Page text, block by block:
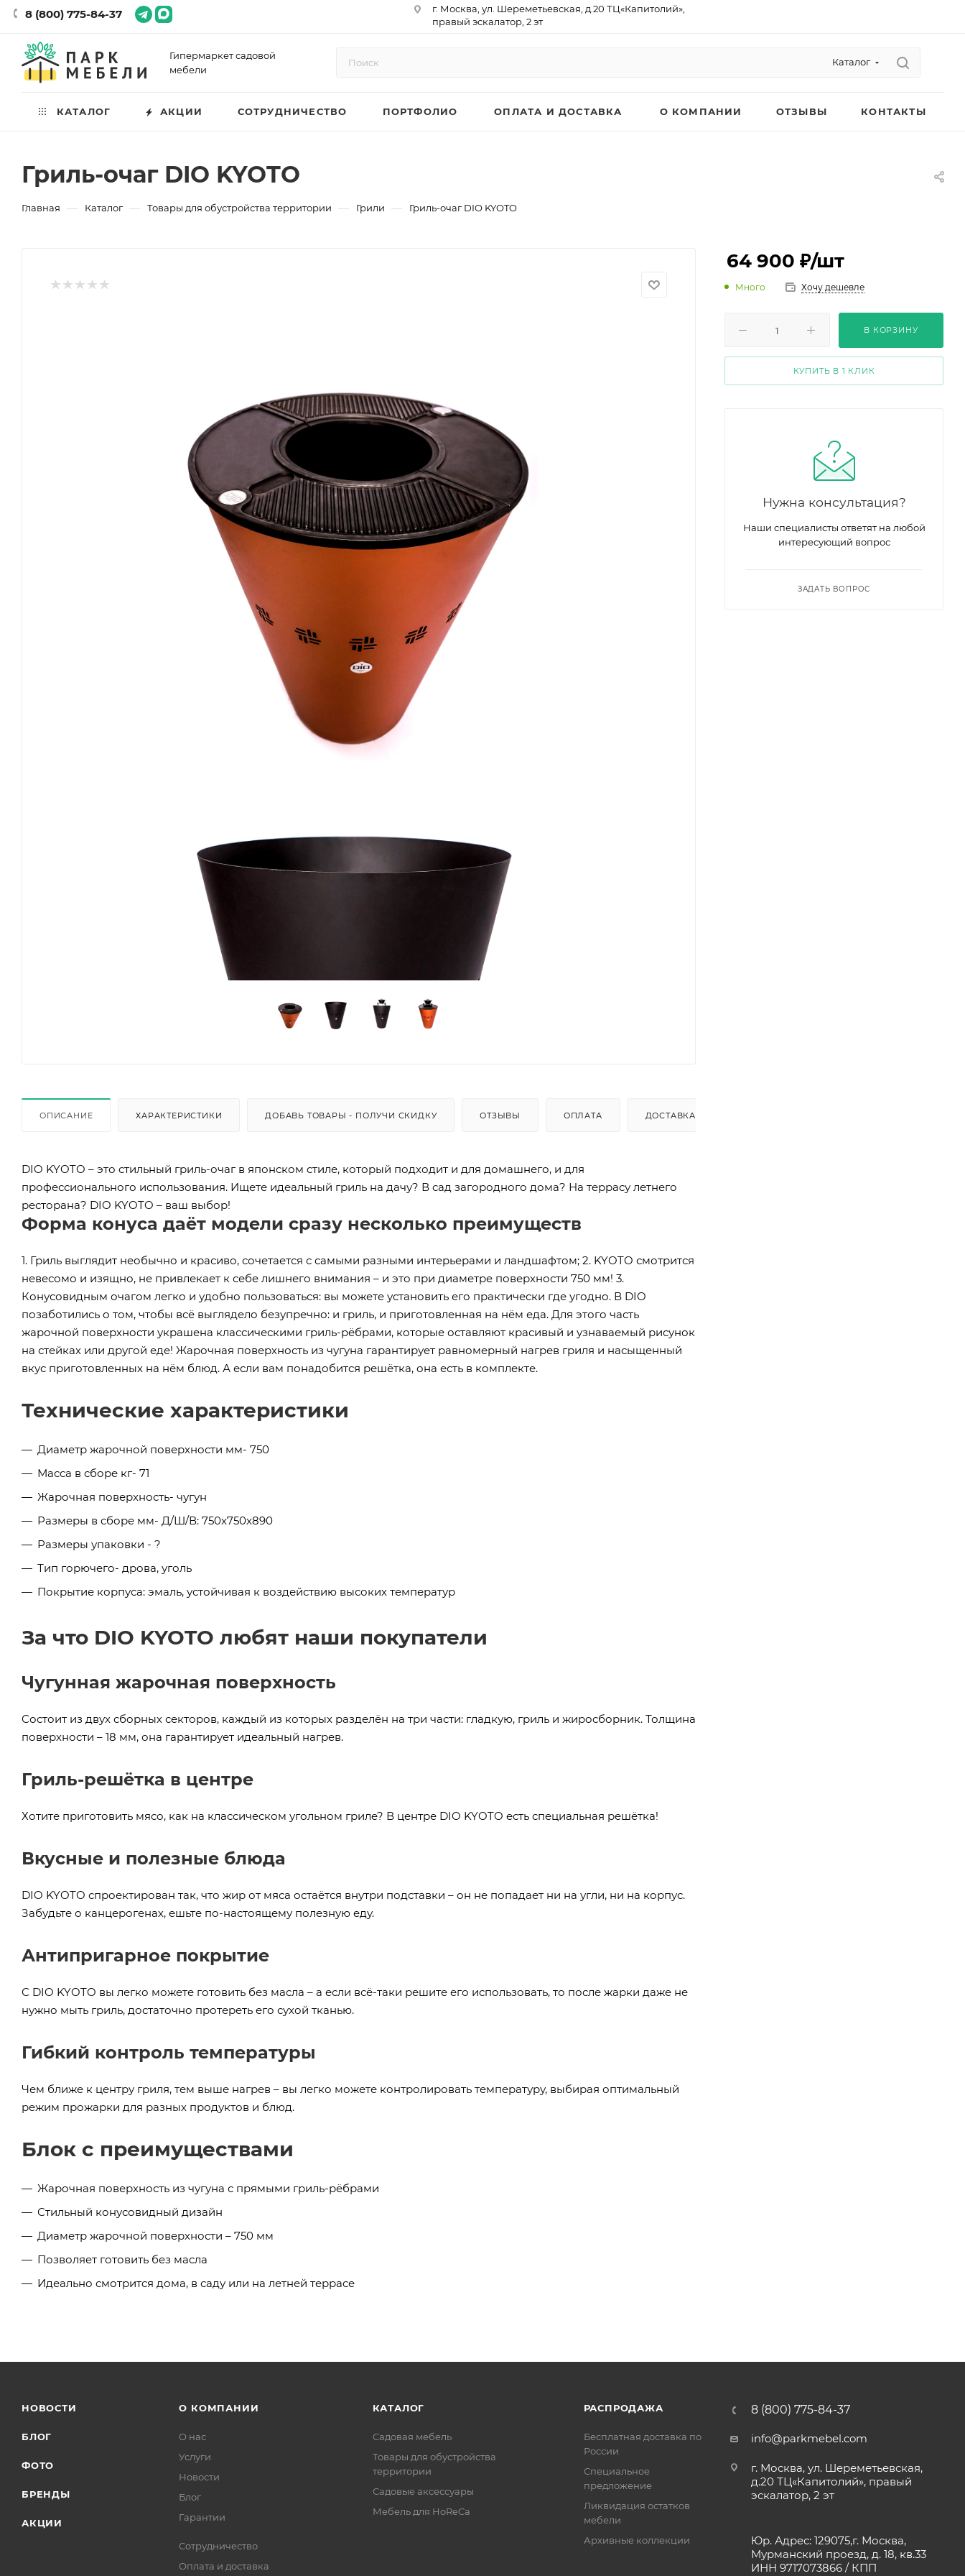
8 (800) 775-84-37
г. Москва, ул. Шереметьевская, д.20 ТЦ«Капитолий»,
правый эскалатор, 2 эт
р/сч 40702810410000761715
Гипермаркет садовой
мебели
Каталог
КАТАЛОГ АКЦИИ СОТРУДНИЧЕСТВО ПОРТФОЛИО ОПЛАТА И ДОСТАВКА О КОМПАНИИ ОТЗЫВЫ КОНТАКТЫ
Гриль-очаг DIO KYOTO
Главная — Каталог — Товары для обустройства территории — Грили — Гриль-очаг DIO KYOTO
ОПИСАНИЕ ХАРАКТЕРИСТИКИ ДОБАВЬ ТОВАРЫ - ПОЛУЧИ СКИДКУ ОТЗЫВЫ ОПЛАТА ДОСТАВКА
DIO KYOTO – это стильный гриль-очаг в японском стиле, который подходит и для домашнего, и для
профессионального использования. Ищете идеальный гриль на дачу? В сад загородного дома? На террасу летнего
ресторана? DIO KYOTO – ваш выбор!
Форма конуса даёт модели сразу несколько преимуществ
1. Гриль выглядит необычно и красиво, сочетается с самыми разными интерьерами и ландшафтом; 2. KYOTO смотрится
невесомо и изящно, не привлекает к себе лишнего внимания – и это при диаметре поверхности 750 мм! 3.
Конусовидным очагом легко и удобно пользоваться: вы можете установить его практически где угодно. В DIO
позаботились о том, чтобы всё выглядело безупречно: и гриль, и приготовленная на нём еда. Для этого часть
жарочной поверхности украшена классическими гриль-рёбрами, которые оставляют красивый и узнаваемый рисунок
на стейках или другой еде! Жарочная поверхность из чугуна гарантирует равномерный нагрев гриля и насыщенный
вкус приготовленных на нём блюд. А если вам понадобится решётка, она есть в комплекте.
Технические характеристики
Диаметр жарочной поверхности мм- 750
Масса в сборе кг- 71
Жарочная поверхность- чугун
Размеры в сборе мм- Д/Ш/В: 750x750x890
Размеры упаковки - ?
Тип горючего- дрова, уголь
Покрытие корпуса: эмаль, устойчивая к воздействию высоких температур
За что DIO KYOTO любят наши покупатели
Чугунная жарочная поверхность
Состоит из двух сборных секторов, каждый из которых разделён на три части: гладкую, гриль и жиросборник. Толщина
поверхности – 18 мм, она гарантирует идеальный нагрев.
Гриль-решётка в центре
Хотите приготовить мясо, как на классическом угольном гриле? В центре DIO KYOTO есть специальная решётка!
Вкусные и полезные блюда
DIO KYOTO спроектирован так, что жир от мяса остаётся внутри подставки – он не попадает ни на угли, ни на корпус.
Забудьте о канцерогенах, ешьте по-настоящему полезную еду.
Антипригарное покрытие
С DIO KYOTO вы легко можете готовить без масла – а если всё-таки решите его использовать, то после жарки даже не
нужно мыть гриль, достаточно протереть его сухой тканью.
Гибкий контроль температуры
Чем ближе к центру гриля, тем выше нагрев – вы легко можете контролировать температуру, выбирая оптимальный
режим прожарки для разных продуктов и блюд.
Блок с преимуществами
Жарочная поверхность из чугуна с прямыми гриль-рёбрами
Стильный конусовидный дизайн
Диаметр жарочной поверхности – 750 мм
Позволяет готовить без масла
Идеально смотрится дома, в саду или на летней террасе
64 900 ₽/шт
Много Хочу дешевле
В КОРЗИНУ
КУПИТЬ В 1 КЛИК
Нужна консультация?
Наши специалисты ответят на любой
интересующий вопрос
ЗАДАТЬ ВОПРОС
НОВОСТИ
БЛОГ
ФОТО
БРЕНДЫ
АКЦИИ
О КОМПАНИИ
О нас
Услуги
Новости
Блог
Гарантии
Сотрудничество
Оплата и доставка
КАТАЛОГ
Садовая мебель
Товары для обустройства
территории
Садовые аксессуары
Мебель для HoReCa
РАСПРОДАЖА
Бесплатная доставка по
России
Специальное
предложение
Ликвидация остатков
мебели
Архивные коллекции
8 (800) 775-84-37
info@parkmebel.com
г. Москва, ул. Шереметьевская,
д.20 ТЦ«Капитолий», правый
эскалатор, 2 эт
Юр. Адрес: 129075,г. Москва,
Мурманский проезд, д. 18, кв.33
ИНН 9717073866 / КПП